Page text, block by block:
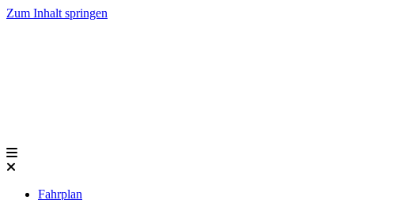
Zum Inhalt springen
Fahrplan